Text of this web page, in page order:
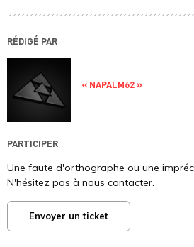
RÉDIGÉ PAR
« NAPALM62 »
PARTICIPER
Une faute d'orthographe ou une
N'hésitez pas à nous contacter.
Envoyer un ticket